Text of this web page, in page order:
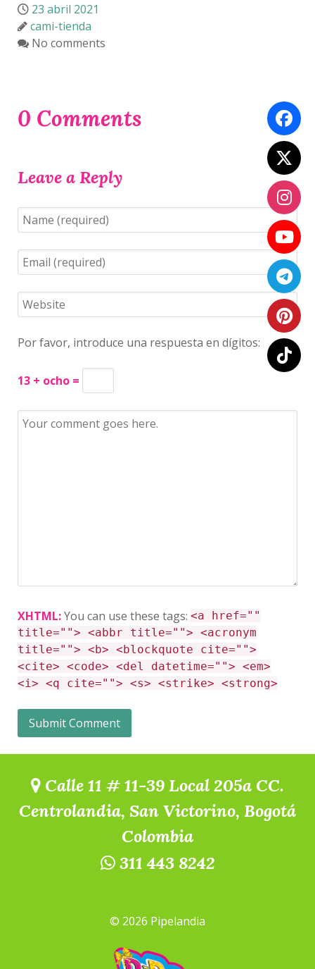
23 abril 2021
cami-tienda
No comments
0 Comments
Leave a Reply
Por favor, introduce una respuesta en dígitos:
13 + ocho =
XHTML:You can use these tags: <a href=""
title=""> <abbr title=""> <acronym
title=""> <b> <blockquote cite="">
<cite> <code> <del datetime=""> <em>
<i> <q cite=""> <s> <strike> <strong>
Calle 11 # 11-39 Local 205a CC.
Centrolandia, San Victorino, Bogotá
Colombia
311 443 8242
© 2026 Pipelandia